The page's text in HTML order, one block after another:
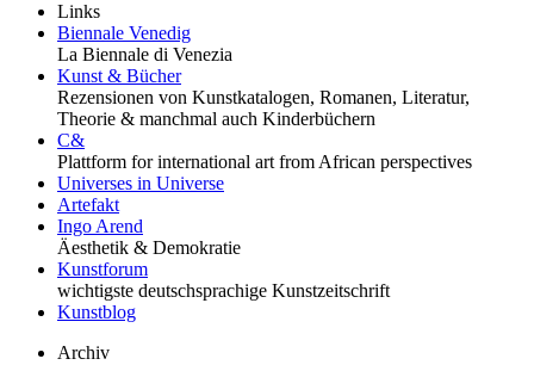
Links
Biennale Venedig
La Biennale di Venezia
Kunst & Bücher
Rezensionen von Kunstkatalogen, Romanen, Literatur,
Theorie & manchmal auch Kinderbüchern
C&
Plattform for international art from African perspectives
Universes in Universe
Artefakt
Ingo Arend
Äesthetik & Demokratie
Kunstforum
wichtigste deutschsprachige Kunstzeitschrift
Kunstblog
Archiv